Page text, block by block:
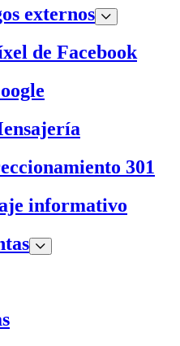
externos
de Facebook
301
informativo